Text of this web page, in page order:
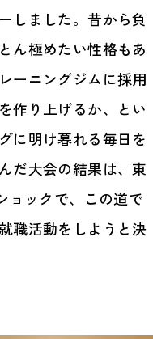
しました。昔から負
ん極めたい性格もあ
ーニングジムに採用
作り上げるか、とい
に明け暮れる毎日を
だ大会の結果は、東
ョックで、この道で
職活動をしようと決